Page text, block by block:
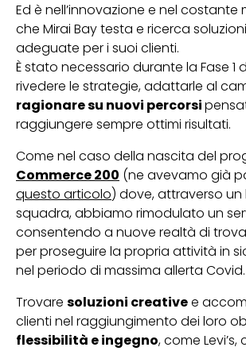
Ed è nell’innovazione e nel
che Mirai Bay testa e ricerca
adeguate per i suoi clienti.
È stato necessario durante la Fase 1
rivedere le strategie, adattarle al
ragionare su nuovi percorsi
raggiungere sempre ottimi risultati.
Come nel caso della nascita del
Commerce 200 (ne avevamo già
questo articolo) dove, attraverso un
squadra, abbiamo rimodulato un
consentendo a nuove realtà di
per proseguire la propria attività in
nel periodo di massima allerta Covid.
Trovare soluzioni creativee
clienti nel raggiungimento dei loro
flessibilità e ingegno, come Levi’s,